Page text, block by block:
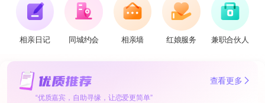
相亲日记 同城约会 相亲墙 红娘服务 兼职合伙人
查看更多
“优质嘉宾，自助寻缘，让恋爱更简单”